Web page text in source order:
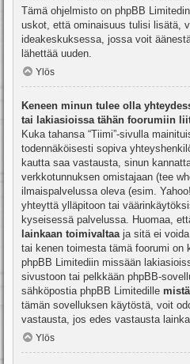
Tämä ohjelmisto on phpBB
uskot, että ominaisuus tulisi lisätä,
ideakeskuksessa , jossa voit
lähettää uuden.
Ylös
Keneen minun tulee olla
tai lakiasioissa tähän foorumiin
Kuka tahansa “Tiimi”-sivulla
todennäköisesti sopiva
kautta saa vastausta, sinun
verkkotunnuksen omistajaan (tee
ilmaispalvelussa oleva (esim.
yhteyttä ylläpitoon tai
kyseisessä palvelussa. Huomaa,
lainkaan toimivaltaa ja sitä ei
tai kenen toimesta tämä foorumi
phpBB Limitediin missään
sivustoon tai pelkkään phpBB-
sähköpostia phpBB Limitedille
tämän sovelluksen käytöstä, voit
vastausta, jos edes vastausta
Ylös